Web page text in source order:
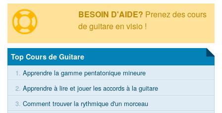
BESOIN D'AIDE? Prenez des cours
de guitare en visio !
Top Cours de Guitare
1. Apprendre la gamme pentatonique mineure
2. Apprendre à lire et jouer les accords à la guitare
3. Comment trouver la rythmique d'un morceau